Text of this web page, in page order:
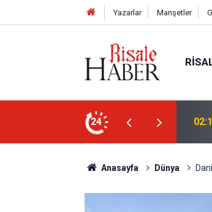
Yazarlar Manşetler
24
i havaînin kulağına girip dilinden çıktığı
Anasayfa Dünya